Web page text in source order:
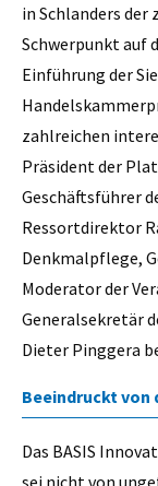
in Schlanders
Schwerpunkt auf
Einführung der
zahlreichen
Präsident der
Geschäftsführer
Ressortdirektor
Denkmalpflege,
Moderator der
Generalsekretär
Dieter Pinggera
Beeindruckt von
Das BASIS